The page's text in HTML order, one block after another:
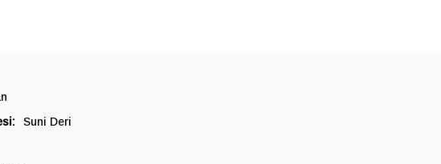
Suni Deri